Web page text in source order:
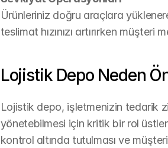
Ürünleriniz doğru araçlara
teslimat hızınızı artırırken
Lojistik Depo Neden
Lojistik depo, işletmenizin tedarik
yönetebilmesi için kritik bir rol
kontrol altında tutulması ve